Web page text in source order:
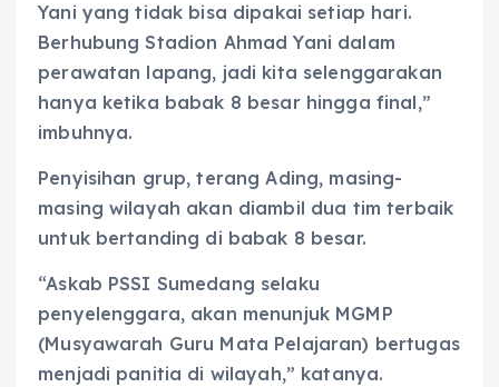
Yani yang tidak bisa dipakai setiap hari.
Berhubung Stadion Ahmad Yani dalam
perawatan lapang, jadi kita selenggarakan
hanya ketika babak 8 besar hingga final,”
imbuhnya.
Penyisihan grup, terang Ading, masing-
masing wilayah akan diambil dua tim terbaik
untuk bertanding di babak 8 besar.
“Askab PSSI Sumedang selaku
penyelenggara, akan menunjuk MGMP
(Musyawarah Guru Mata Pelajaran) bertugas
menjadi panitia di wilayah,” katanya.